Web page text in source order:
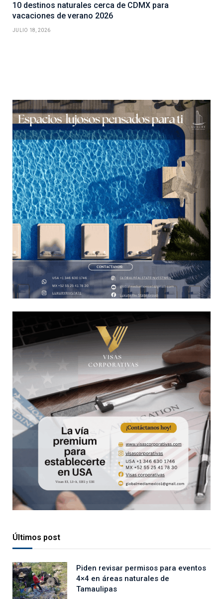
10 destinos naturales cerca de CDMX para
vacaciones de verano 2026
JULIO 18, 2026
Últimos post
Piden revisar permisos para eventos
4×4 en áreas naturales de
Tamaulipas